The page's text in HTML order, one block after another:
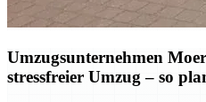
Umzugsunternehmen
stressfreier Umzug – so